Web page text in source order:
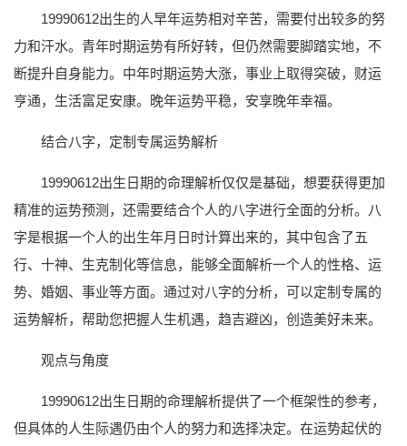
19990612出生的人早年运势相对辛苦，需要付出较多的努
力和汗水。青年时期运势有所好转，但仍然需要脚踏实地，不
断提升自身能力。中年时期运势大涨，事业上取得突破，财运
亨通，生活富足安康。晚年运势平稳，安享晚年幸福。
结合八字，定制专属运势解析
19990612出生日期的命理解析仅仅是基础，想要获得更加
精准的运势预测，还需要结合个人的八字进行全面的分析。八
字是根据一个人的出生年月日时计算出来的，其中包含了五
行、十神、生克制化等信息，能够全面解析一个人的性格、运
势、婚姻、事业等方面。通过对八字的分析，可以定制专属的
运势解析，帮助您把握人生机遇，趋吉避凶，创造美好未来。
观点与角度
19990612出生日期的命理解析提供了一个框架性的参考，
但具体的人生际遇仍由个人的努力和选择决定。在运势起伏的